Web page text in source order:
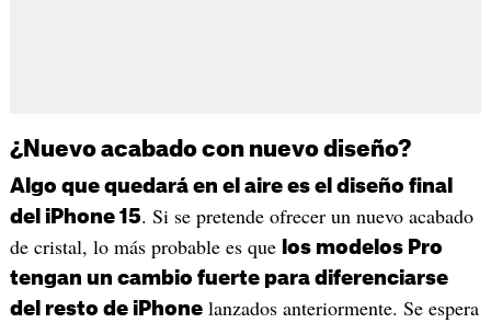
¿Nuevo acabado con nuevo diseño?
Algo que quedará en el aire es el diseño final
del iPhone 15. Si se pretende ofrecer un nuevo acabado
de cristal, lo más probable es que los modelos Pro
tengan un cambio fuerte para diferenciarse
del resto de iPhonelanzados anteriormente. Se espera